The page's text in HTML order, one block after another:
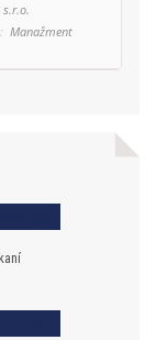
s.r.o.
Manažment